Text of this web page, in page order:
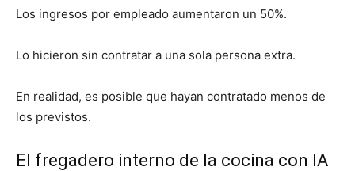
Los ingresos por empleado aumentaron un 50%.
Lo hicieron sin contratar a una sola persona extra.
En realidad, es posible que hayan contratado menos de
los previstos.
El fregadero interno de la cocina con IA